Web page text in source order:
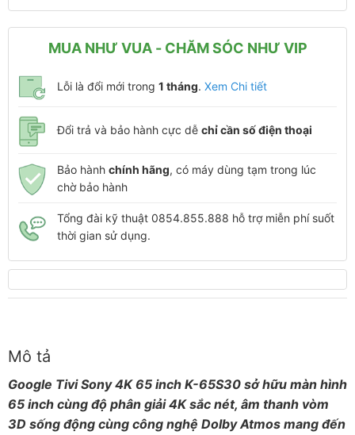
MUA NHƯ VUA - CHĂM SÓC NHƯ VIP
Lỗi là đổi mới trong 1 tháng. Xem Chi tiết
Đổi trả và bảo hành cực dễ chỉ cần số điện thoại
Bảo hành chính hãng, có máy dùng tạm trong lúc
chờ bảo hành
Tổng đài kỹ thuật 0854.855.888 hỗ trợ miễn phí suốt
thời gian sử dụng.
Mô tả
Google Tivi Sony 4K 65 inch K-65S30 sở hữu màn hình
65 inch cùng độ phân giải 4K sắc nét, âm thanh vòm
3D sống động cùng công nghệ Dolby Atmos mang đến